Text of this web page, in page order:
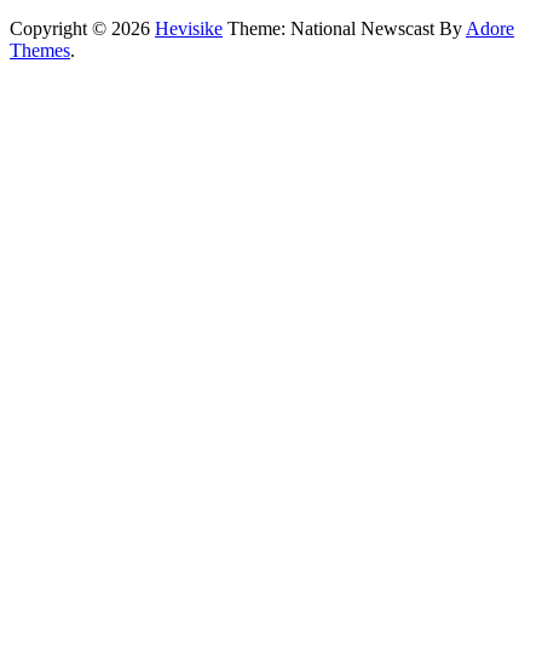
Copyright © 2026 Hevisike Theme: National Newscast By Adore
Themes.